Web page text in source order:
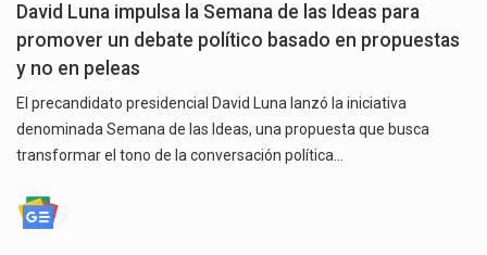
David Luna impulsa la Semana de las Ideas para
promover un debate político basado en propuestas
y no en peleas
El precandidato presidencial David Luna lanzó la iniciativa
denominada Semana de las Ideas, una propuesta que busca
transformar el tono de la conversación política…